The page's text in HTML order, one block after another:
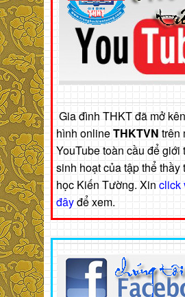
Gia đình THKT đã mở
hình onlineTHKTVN trên
YouTube toàn cầu để giới
sinh hoạt của tập thể thầy
học Kiến Tường. Xin click
đâyđể xem.